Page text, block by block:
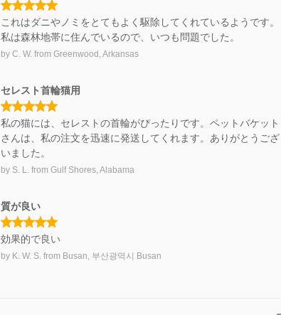
これはダニやノミをとてもよく駆除してくれているようです。
私は森林地帯に住んでいるので、いつも問題でした。
byC. W. fromGreenwood, Arkansas
セレスト首輪猫用
私の猫には、セレストの首輪がぴったりです。ペットバケット
さんは、私の注文を迅速に発送してくれます。ありがとうござ
いました。
by S. L. fromGulf Shores, Alabama
質が良い
効果的で良い
by K. W. S. from Busan, 부산광역시 Busan